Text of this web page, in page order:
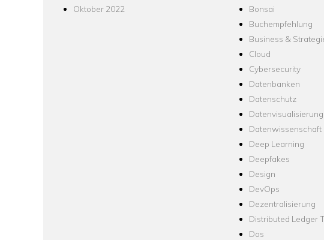
Oktober 2022
Bonsai
Buchempfehlung
Business &
Cloud
Cybersecurity
Datenbanken
Datenschutz
Datenvisualisierung
Datenwissenschaft
Deep Learning
Deepfakes
Design
DevOps
Dezentralisierung
Distributed Ledger
Dos